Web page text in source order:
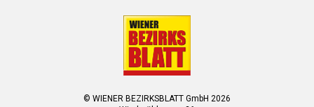
© WIENER BEZIRKSBLATT GmbH 2026